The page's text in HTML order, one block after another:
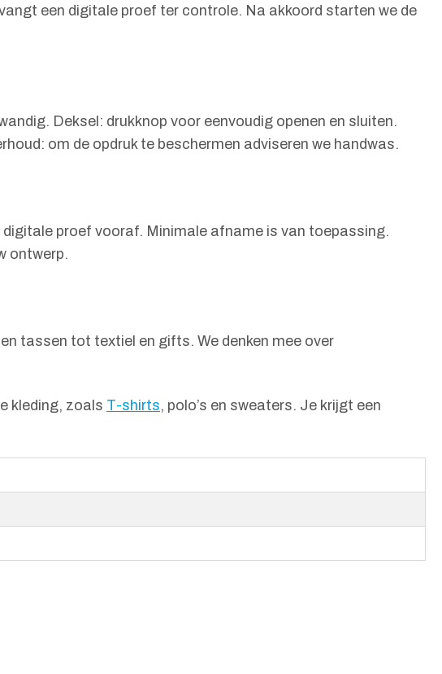
een digitale proef ter controle. Na akkoord starten we de
Deksel: drukknop voor eenvoudig openen en sluiten.
om de opdruk te beschermen adviseren we handwas.
proef vooraf. Minimale afname is van toepassing.
ontwerp.
tassen tot textiel en gifts. We denken mee over
kleding, zoals T-shirts, polo’s en sweaters. Je krijgt een